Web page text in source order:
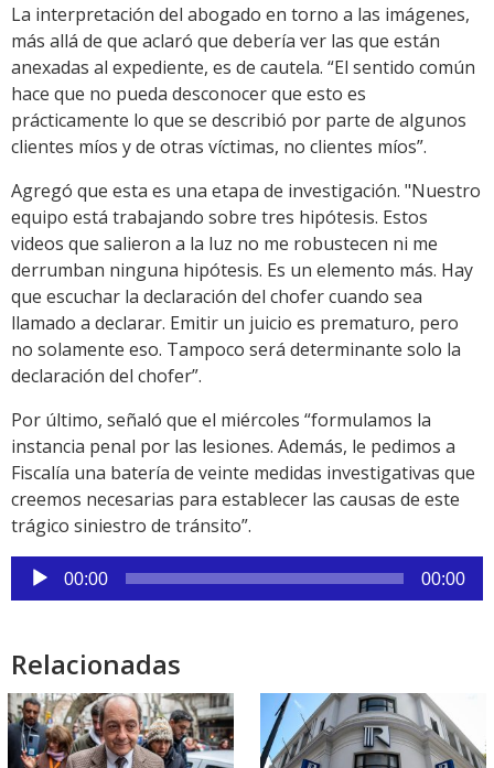
La interpretación del abogado en torno a las imágenes,
más allá de que aclaró que debería ver las que están
anexadas al expediente, es de cautela. “El sentido común
hace que no pueda desconocer que esto es
prácticamente lo que se describió por parte de algunos
clientes míos y de otras víctimas, no clientes míos”.
Agregó que esta es una etapa de investigación. "Nuestro
equipo está trabajando sobre tres hipótesis. Estos
videos que salieron a la luz no me robustecen ni me
derrumban ninguna hipótesis. Es un elemento más. Hay
que escuchar la declaración del chofer cuando sea
llamado a declarar. Emitir un juicio es prematuro, pero
no solamente eso. Tampoco será determinante solo la
declaración del chofer”.
Por último, señaló que el miércoles “formulamos la
instancia penal por las lesiones. Además, le pedimos a
Fiscalía una batería de veinte medidas investigativas que
creemos necesarias para establecer las causas de este
trágico siniestro de tránsito”.
Reproductor
de
00:00 00:00
Relacionadas